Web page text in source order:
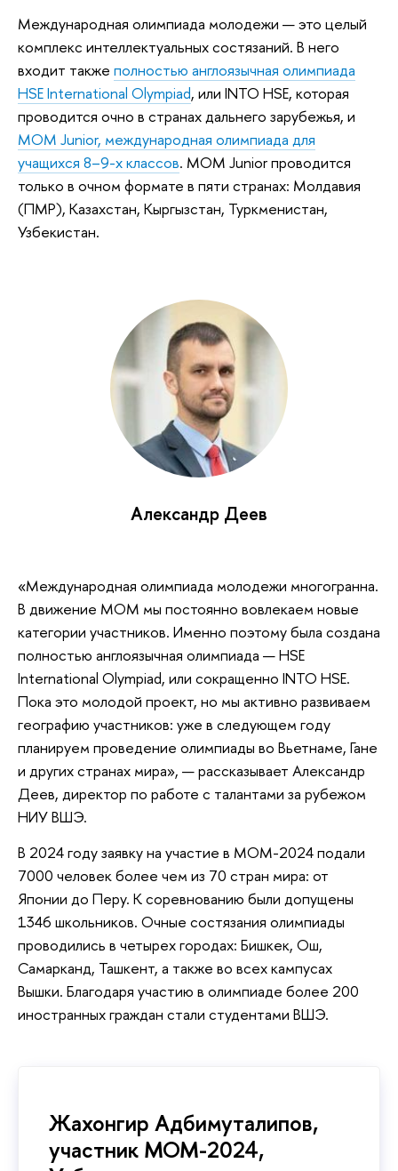
Международная олимпиада молодежи — это целый
комплекс интеллектуальных состязаний. В него
входит также полностью англоязычная олимпиада
HSE International Olympiad, или INTO HSE, которая
проводится очно в странах дальнего зарубежья, и
МОМ Junior, международная олимпиада для
учащихся 8–9-х классов. МОМ Junior проводится
только в очном формате в пяти странах: Молдавия
(ПМР), Казахстан, Кыргызстан, Туркменистан,
Узбекистан.
Александр Деев
«Международная олимпиада молодежи многогранна.
В движение МОМ мы постоянно вовлекаем новые
категории участников. Именно поэтому была создана
полностью англоязычная олимпиада — HSE
International Olympiad, или сокращенно INTO HSE.
Пока это молодой проект, но мы активно развиваем
географию участников: уже в следующем году
планируем проведение олимпиады во Вьетнаме, Гане
и других странах мира», — рассказывает Александр
Деев, директор по работе с талантами за рубежом
НИУ ВШЭ.
В 2024 году заявку на участие в МОМ-2024 подали
7000 человек более чем из 70 стран мира: от
Японии до Перу. К соревнованию были допущены
1346 школьников. Очные состязания олимпиады
проводились в четырех городах: Бишкек, Ош,
Самарканд, Ташкент, а также во всех кампусах
Вышки. Благодаря участию в олимпиаде более 200
иностранных граждан стали студентами ВШЭ.
Жахонгир Адбимуталипов,
участник МОМ-2024,